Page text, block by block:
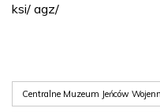
ksi/ agz/
Centralne Muzeum Jeńców